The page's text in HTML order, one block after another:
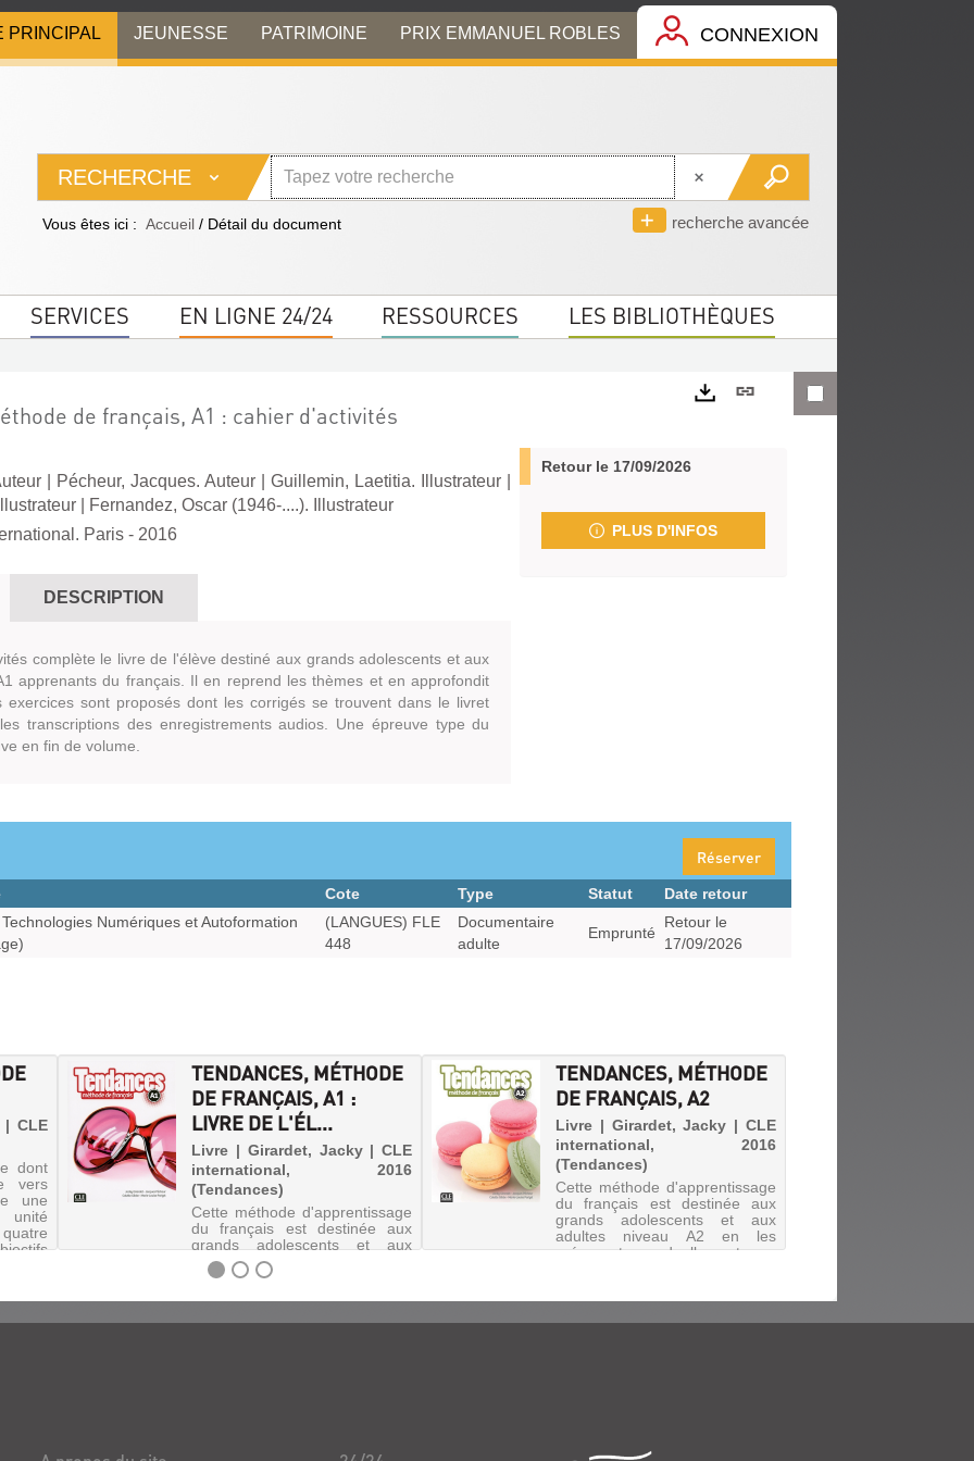
PRINCIPAL JEUNESSE PATRIMOINE PRIX EMMANUEL ROBLES CONNEXION
RECHERCHE
recherche avancée
Vous êtes ici : Accueil / Détail du document
SERVICES EN LIGNE 24/24 RESSOURCES LES BIBLIOTHÈQUES
de français, A1 : cahier d'activités
Pécheur, Jacques. Auteur |Guillemin, Laetitia. Illustrateur
Fernandez, Oscar (1946-....). Illustrateur
Paris - 2016
DESCRIPTION
complète le livre de l'élève destiné aux grands adolescents et aux
apprenants du français. Il en reprend les thèmes et en approfondit
exercices sont proposés dont les corrigés se trouvent dans le livret
transcriptions des enregistrements audios. Une épreuve type du
en fin de volume.
Lien
Retour le 17/09/2026
PLUS D'INFOS
Réserver
Cote Type Statut
Date retour
Numériques et Autoformation
(LANGUES) FLE
448
Documentaire
adulte
Emprunté
Retour le
17/09/2026
TENDANCES, MÉTHODE
DE FRANÇAIS, A1 :
LIVRE DE L'ÉL...
Livre | Girardet, Jacky | CLE
international, 2016
(Tendances)
Cette méthode d'apprentissage
du français est destinée aux
grands adolescents et aux
adultes niveau A1 en les
préparant graduellement au
situation liée à la vie
TENDANCES, MÉTHODE
DE FRANÇAIS, A2
Livre | Girardet, Jacky | CLE
international, 2016
(Tendances)
Cette méthode d'apprentissage
du français est destinée aux
grands adolescents et aux
adultes niveau A2 en les
préparant graduellement au
situation liée à la vie
| CLE
dont
vers
une